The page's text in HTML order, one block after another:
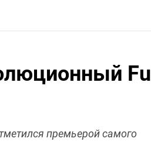
Full
премьерой самого